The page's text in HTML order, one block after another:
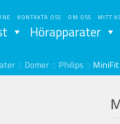
KONTAKTA OSS OM OSS MITT
Hörapparater
Domer Philips